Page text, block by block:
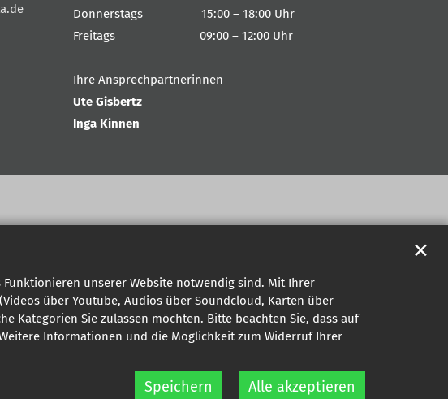
unserer Website notwendig sind. Mit Ihrer
über Youtube, Audios über Soundcloud, Karten über
Kategorien Sie zulassen möchten. Bitte beachten Sie, dass auf
Informationen und die Möglichkeit zum Widerruf Ihrer
Speichern Alle akzeptieren
✕
Donnerstags 15:00 – 18:00 Uhr
Freitags 09:00 – 12:00 Uhr
Ihre Ansprechpartnerinnen
Ute Gisbertz
Inga Kinnen